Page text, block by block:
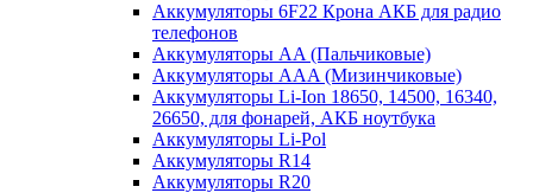
Аккумуляторы 6F22 Крона АКБ для радио
телефонов
Аккумуляторы AA (Пальчиковые)
Аккумуляторы AAA (Мизинчиковые)
Аккумуляторы Li-Ion 18650, 14500, 16340,
26650, для фонарей, АКБ ноутбука
Аккумуляторы Li-Pol
Аккумуляторы R14
Аккумуляторы R20